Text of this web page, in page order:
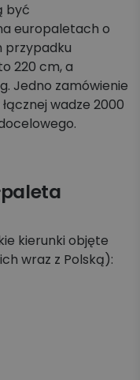
być
europaletach o
przypadku
220 cm, a
Jedno zamówienie
wadze 2000
kierunki objęte
wraz z Polską):